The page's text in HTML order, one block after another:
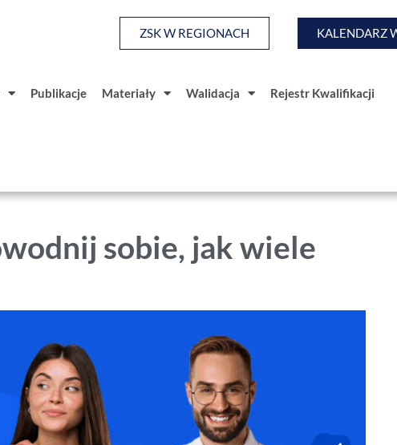
ZSK W REGIONACH KALENDARZ
Publikacje Materiały Walidacja Rejestr Kwalifikacji
sobie, jak wiele